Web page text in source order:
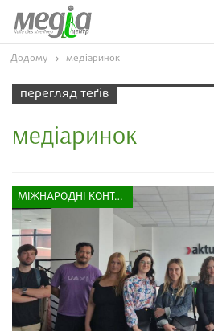
Додому медіаринок
перегляд теґів
медіаринок
МІЖНАРОДНІ КОНТАКТИ